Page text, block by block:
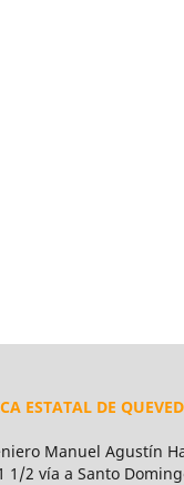
ESTATAL DE
Manuel Agustín
1/2 vía a Santo